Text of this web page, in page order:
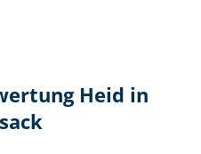
Heid in